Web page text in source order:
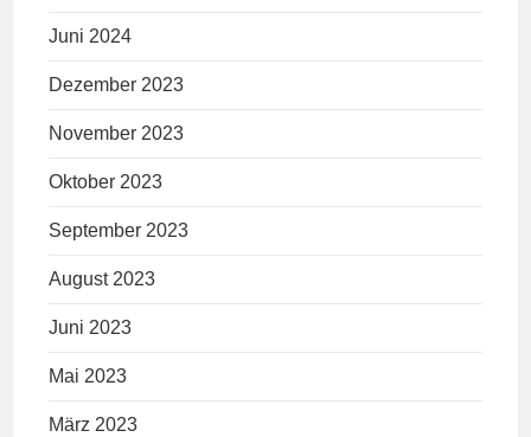
Juni 2024
Dezember 2023
November 2023
Oktober 2023
September 2023
August 2023
Juni 2023
Mai 2023
März 2023